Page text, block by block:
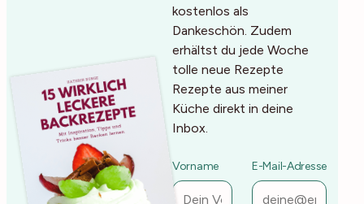
kostenlos als
Dankeschön. Zudem
erhältst du jede Woche
tolle neue Rezepte
Rezepte aus meiner
Küche direkt in deine
Inbox.
Vorname E-Mail-Adresse